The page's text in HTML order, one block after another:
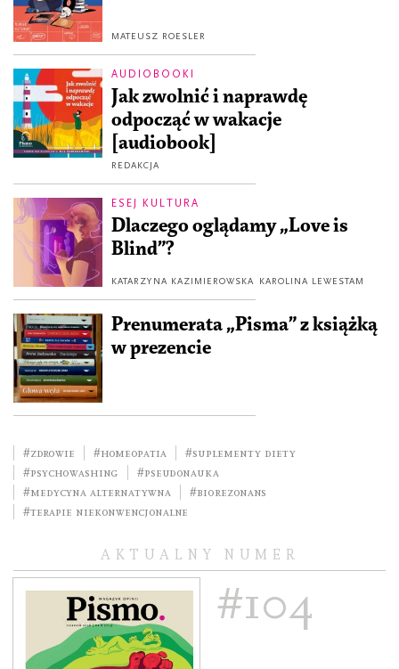
MATEUSZ ROESLER
AUDIOBOOKI
Jak zwolnić i naprawdę
odpocząć w wakacje
[audiobook]
REDAKCJA
ESEJ KULTURA
Dlaczego oglądamy „Love is
Blind”?
KATARZYNA KAZIMIEROWSKA KAROLINA LEWESTAM
Prenumerata „Pisma” z książką
w prezencie
#zdrowie #homeopatia
#suplementy diety
#psychowashing
#pseudonauka
#medycyna alternatywna
#biorezonans
#terapie niekonwencjonalne
AKTUALNY NUMER
#104